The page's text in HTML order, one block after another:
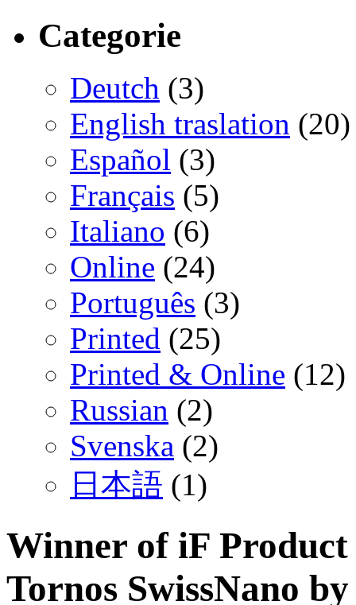
Categorie
Deutch (3)
English traslation (20)
Español (3)
Français (5)
Italiano (6)
Online (24)
Português (3)
Printed (25)
Printed & Online (12)
Russian (2)
Svenska (2)
日本語 (1)
Winner of iF Product
Tornos SwissNano